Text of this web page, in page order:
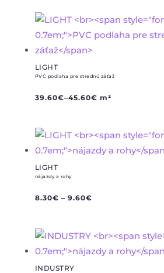
LIGHT
PVC podlaha pre strednú záťaž
39.60€–45.60€ m²
LIGHT
nájazdy a rohy
8.30€ – 9.60€
INDUSTRY